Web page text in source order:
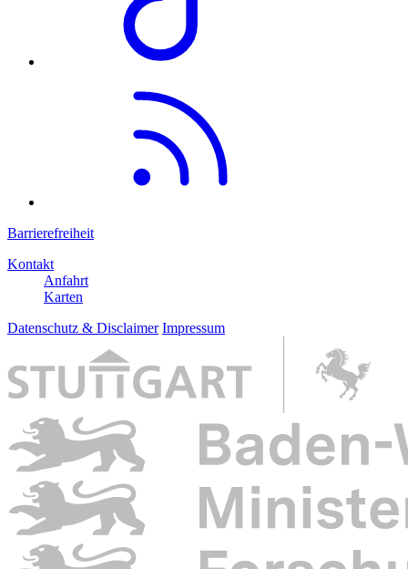
Barrierefreiheit
Kontakt
Anfahrt
Karten
Datenschutz & Disclaimer Impressum